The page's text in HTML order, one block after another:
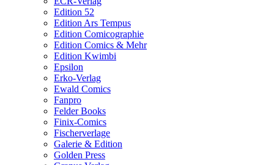
Edition 52
Edition Ars Tempus
Edition Comicographie
Edition Comics & Mehr
Edition Kwimbi
Epsilon
Erko-Verlag
Ewald Comics
Fanpro
Felder Books
Finix-Comics
Fischerverlage
Galerie & Edition
Golden Press